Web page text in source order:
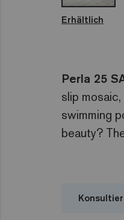
Erhältlich
Perla 25
slip
swimming
beauty?